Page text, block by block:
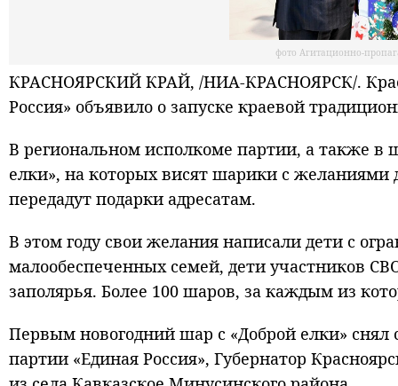
фото Агитационно-
КРАСНОЯРСКИЙ КРАЙ, /НИА-КРАСНОЯРСК/.
Россия» объявило о запуске краевой
В региональном исполкоме партии, а также
елки», на которых висят шарики с желаниями
передадут подарки адресатам.
В этом году свои желания написали дети с
малообеспеченных семей, дети участников
заполярья. Более 100 шаров, за каждым из
Первым новогодний шар с «Доброй елки» снял
партии «Единая Россия», Губернатор